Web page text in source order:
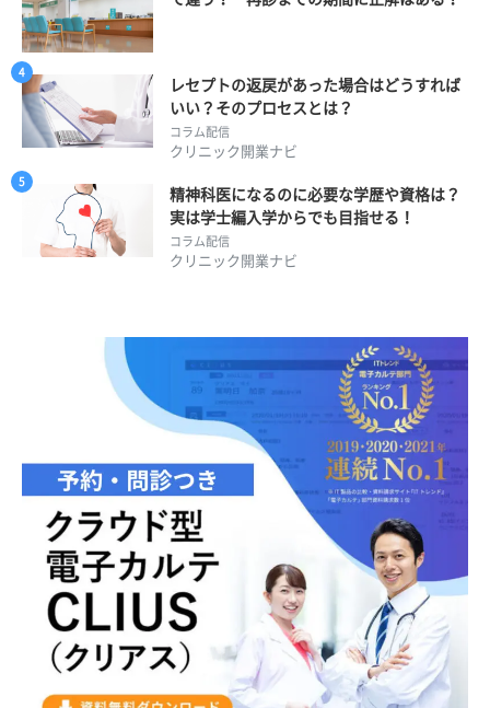
レセプトの返戻があった場合はどうすれば
いい？そのプロセスとは？
コラム配信
クリニック開業ナビ
精神科医になるのに必要な学歴や資格は？
実は学士編入学からでも目指せる！
コラム配信
クリニック開業ナビ